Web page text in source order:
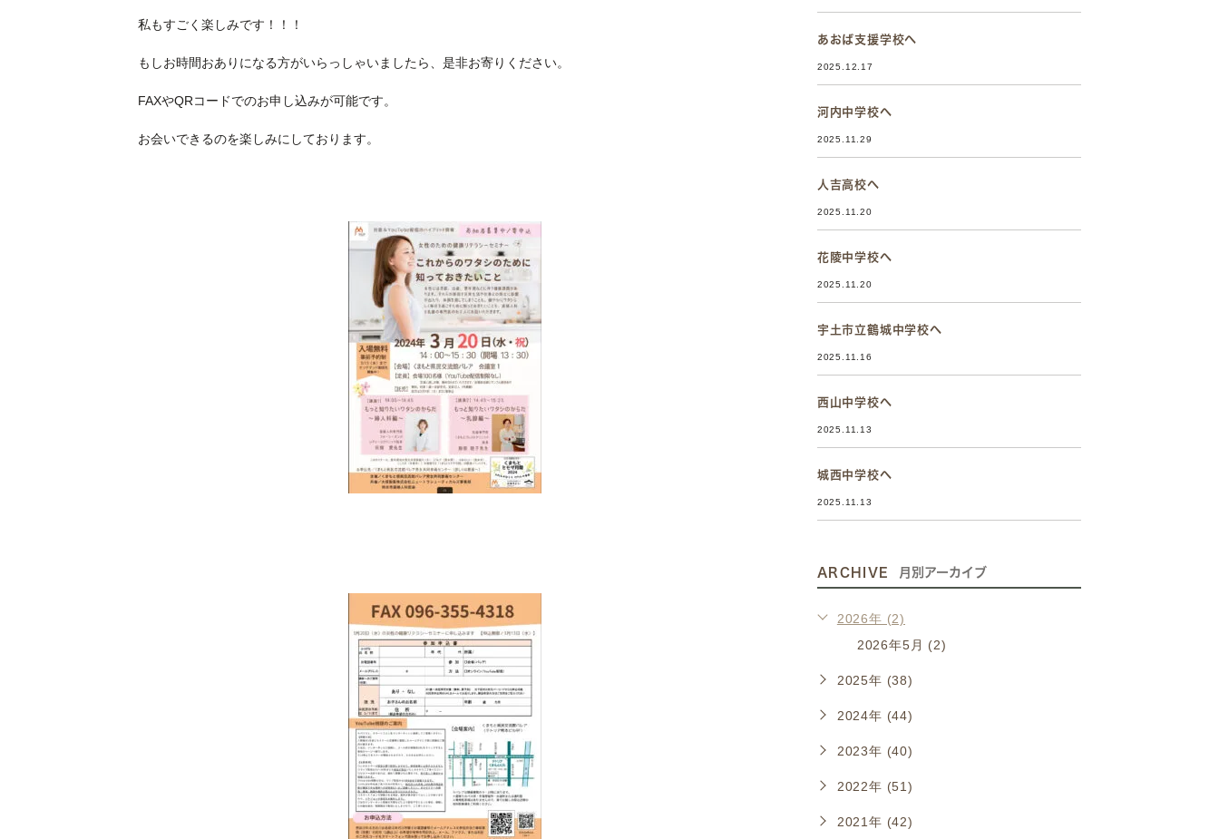
私もすごく楽しみです！！！
もしお時間おありになる方がいらっしゃいましたら、是非お寄りください。
FAXやQRコードでのお申し込みが可能です。
お会いできるのを楽しみにしております。
あおば支援学校へ
2025.12.17
河内中学校へ
2025.11.29
人吉高校へ
2025.11.20
花陵中学校へ
2025.11.20
宇土市立鶴城中学校へ
2025.11.16
西山中学校へ
2025.11.13
城西中学校へ
2025.11.13
ARCHIVE 月別アーカイブ
2026年 (2)
2026年5月 (2)
2025年 (38)
2024年 (44)
2023年 (40)
2022年 (51)
2021年 (42)